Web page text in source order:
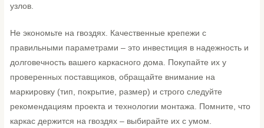
узлов.
Не экономьте на гвоздях. Качественные крепежи с
правильными параметрами – это инвестиция в надежность и
долговечность вашего каркасного дома. Покупайте их у
проверенных поставщиков, обращайте внимание на
маркировку (тип, покрытие, размер) и строго следуйте
рекомендациям проекта и технологии монтажа. Помните, что
каркас держится на гвоздях – выбирайте их с умом.